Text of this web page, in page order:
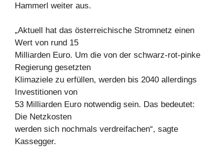
Hammerl weiter aus.
„Aktuell hat das österreichische Stromnetz einen
Wert von rund 15
Milliarden Euro. Um die von der schwarz-rot-pinke
Regierung gesetzten
Klimaziele zu erfüllen, werden bis 2040 allerdings
Investitionen von
53 Milliarden Euro notwendig sein. Das bedeutet:
Die Netzkosten
werden sich nochmals verdreifachen“, sagte
Kassegger.